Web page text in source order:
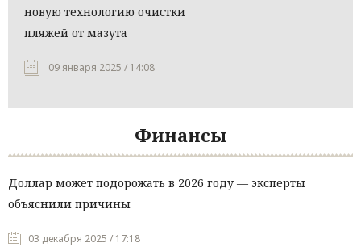
новую технологию очистки
пляжей от мазута
09 января 2025 / 14:08
Финансы
Доллар может подорожать в 2026 году — эксперты
объяснили причины
03 декабря 2025 / 17:18